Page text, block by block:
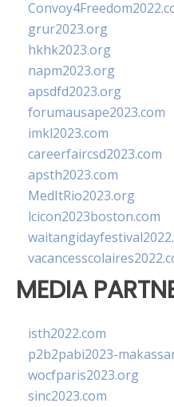
grur2023.org
hkhk2023.org
napm2023.org
apsdfd2023.org
forumausape2023.com
imkl2023.com
careerfaircsd2023.com
apsth2023.com
MedItRio2023.org
lcicon2023boston.com
MEDIA
isth2022.com
p2b2pabi2023-
wocfparis2023.org
sinc2023.com